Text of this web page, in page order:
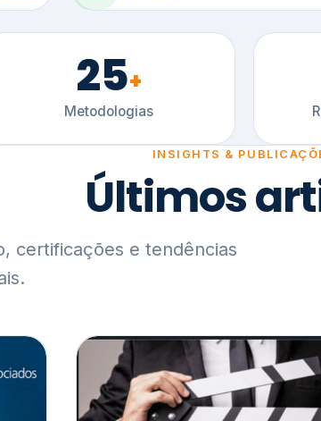
25+
Metodologias
INSIGHTS &
Últimos
certificações e tendências